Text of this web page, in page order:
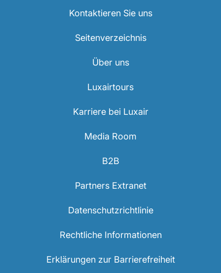
Kontaktieren Sie uns
Seitenverzeichnis
Über uns
Luxairtours
Karriere bei Luxair
Media Room
B2B
Partners Extranet
Datenschutzrichtlinie
Rechtliche Informationen
Erklärungen zur Barrierefreiheit